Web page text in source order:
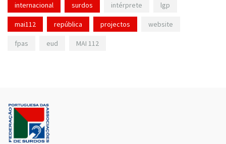
internacional surdos intérprete lgp
mai112 república projectos website
fpas eud MAI 112